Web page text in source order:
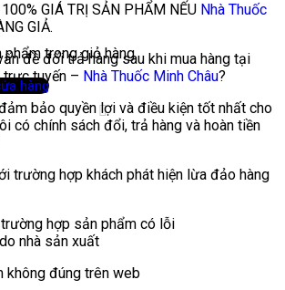
phẩm trong giỏ hàng.
hàng
GIÁ TRỊ SẢN PHẨM NẾU Nhà Thuốc
GIẢ.
đề đổi trả hàng sau khi mua hàng tại
trực tuyến – Nhà Thuốc Minh Châu?
bảo quyền lợi và điều kiện tốt nhất cho
có chính sách đổi, trả hàng và hoàn tiền
trường hợp khách phát hiện lừa đảo hàng
hợp sản phẩm có lỗi
nhà sản xuất
không đúng trên web